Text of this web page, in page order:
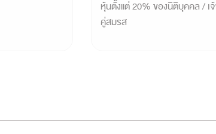
หุ้นตั้งแต่ 20% ของนิติบุคคล / เ
คู่สมรส